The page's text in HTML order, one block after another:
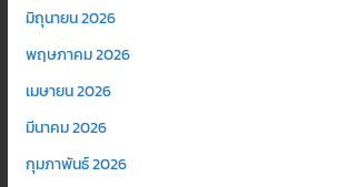
มิถุนายน 2026
พฤษภาคม 2026
เมษายน 2026
มีนาคม 2026
กุมภาพันธ์ 2026